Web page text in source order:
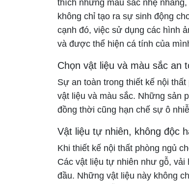
thích những màu sắc nhẹ
không chỉ tạo ra sự sinh động
cạnh đó, việc sử dụng các hình
và được thể hiện cá tính của
Chọn vật liệu và màu sắc an
Sự an toàn trong thiết kế nội
vật liệu và màu sắc. Những sản
đồng thời cũng hạn chế sự ô
Vật liệu tự nhiên, không độc
Khi thiết kế nội thất phòng ngủ
Các vật liệu tự nhiên như gỗ,
đầu. Những vật liệu này không